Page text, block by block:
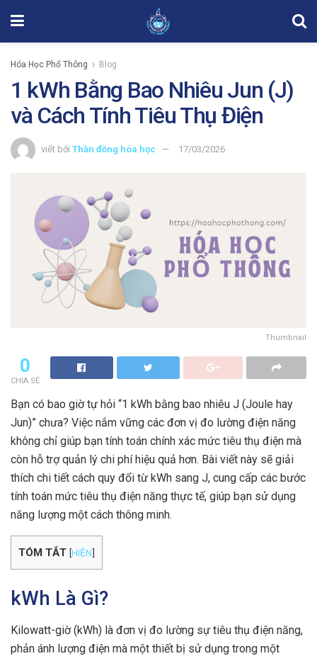
Hóa Học Phổ Thông Blog
1 kWh Bằng Bao Nhiêu Jun (J)
và Cách Tính Tiêu Thụ Điện
viết bởi Thần đồng hóa học 17/03/2026
Thumbnail
0
CHIA SẺ
Bạn có bao giờ tự hỏi “1 kWh bằng bao nhiêu J (Joule hay
Jun)” chưa? Việc nắm vững các đơn vị đo lường điện năng
không chỉ giúp bạn tính toán chính xác mức tiêu thụ điện mà
còn hỗ trợ quản lý chi phí hiệu quả hơn. Bài viết này sẽ giải
thích chi tiết cách quy đổi từ kWh sang J, cung cấp các bước
tính toán mức tiêu thụ điện năng thực tế, giúp bạn sử dụng
năng lượng một cách thông minh.
TÓM TẮT [HIỆN]
kWh Là Gì?
Kilowatt-giờ (kWh) là đơn vị đo lường sự tiêu thụ điện năng,
phản ánh lượng điện mà một thiết bị sử dụng trong một